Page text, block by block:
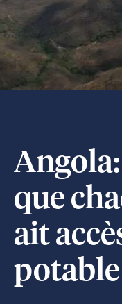
que
ait
potable